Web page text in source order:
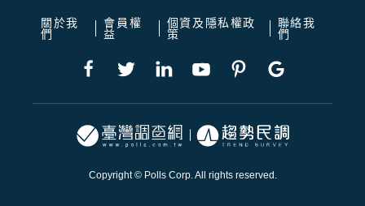
關於我
們
會員權
益
個資及隱私權政
策
聯絡我
們
Copyright © Polls Corp. All rights reserved.